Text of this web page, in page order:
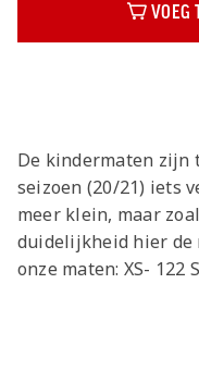
VOEG
Beschrijving
De kindermaten zijn
seizoen (20/21) iets
meer klein, maar
duidelijkheid hier de
onze maten: XS- 122